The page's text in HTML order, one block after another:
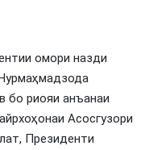
омори назди
бо риояи анъанаи
Асосгузори
Президенти